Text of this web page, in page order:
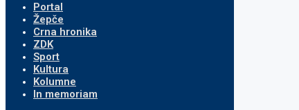
Portal
Žepče
Crna hronika
ZDK
Sport
Kultura
Kolumne
In memoriam